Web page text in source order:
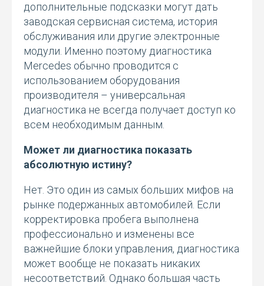
дополнительные подсказки могут дать
заводская сервисная система, история
обслуживания или другие электронные
модули. Именно поэтому диагностика
Mercedes обычно проводится с
использованием оборудования
производителя – универсальная
диагностика не всегда получает доступ ко
всем необходимым данным.
Может ли диагностика показать
абсолютную истину?
Нет. Это один из самых больших мифов на
рынке подержанных автомобилей. Если
корректировка пробега выполнена
профессионально и изменены все
важнейшие блоки управления, диагностика
может вообще не показать никаких
несоответствий. Однако большая часть